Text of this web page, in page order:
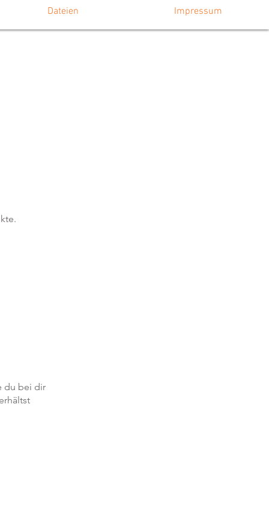
Dateien Impressum
du bei dir